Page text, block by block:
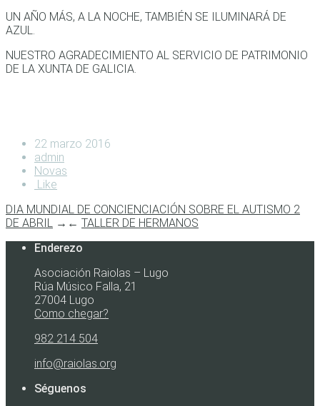
UN AÑO MÁS, A LA NOCHE, TAMBIÉN SE ILUMINARÁ DE
AZUL.
NUESTRO AGRADECIMIENTO AL SERVICIO DE PATRIMONIO
DE LA XUNTA DE GALICIA.
22 marzo 2016
admin
Novas
Like
DIA MUNDIAL DE CONCIENCIACIÓN SOBRE EL AUTISMO 2
DE ABRIL → ← TALLER DE HERMANOS
Enderezo
Asociación Raiolas – Lugo
Rúa Músico Falla, 21
27004 Lugo
Como chegar?
982 214 504
info@raiolas.org
Séguenos